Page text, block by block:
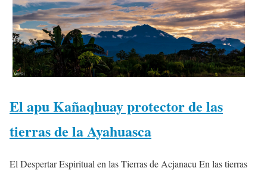
El apu Kañaqhuay protector de las
tierras de la Ayahuasca
El Despertar Espiritual en las Tierras de Acjanacu En las tierras